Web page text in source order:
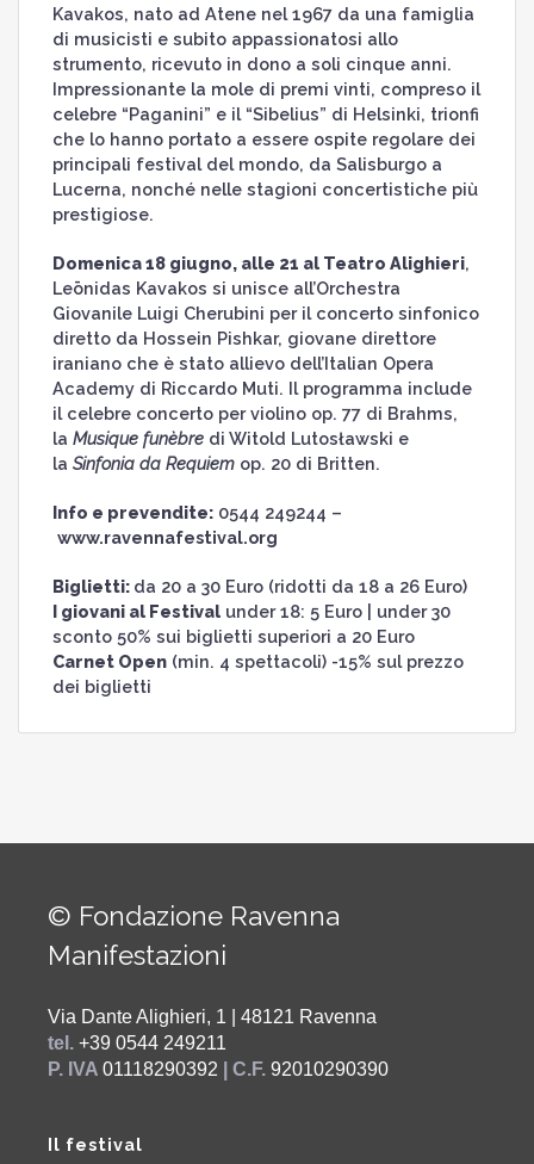
Kavakos, nato ad Atene nel 1967 da una famiglia
di musicisti e subito appassionatosi allo
strumento, ricevuto in dono a soli cinque anni.
Impressionante la mole di premi vinti, compreso il
celebre “Paganini” e il “Sibelius” di Helsinki, trionfi
che lo hanno portato a essere ospite regolare dei
principali festival del mondo, da Salisburgo a
Lucerna, nonché nelle stagioni concertistiche più
prestigiose.
Domenica 18 giugno, alle 21 al Teatro Alighieri,
Leōnidas Kavakos si unisce all’Orchestra
Giovanile Luigi Cherubini per il concerto sinfonico
diretto da Hossein Pishkar, giovane direttore
iraniano che è stato allievo dell’Italian Opera
Academy di Riccardo Muti. Il programma include
il celebre concerto per violino op. 77 di Brahms,
la Musique funèbredi Witold Lutosławski e
la Sinfonia da Requiemop. 20 di Britten.
Info e prevendite:0544 249244 –
www.ravennafestival.org
Biglietti: da 20 a 30 Euro (ridotti da 18 a 26 Euro)
I giovani al Festivalunder 18: 5 Euro | under 30
sconto 50% sui biglietti superiori a 20 Euro
Carnet Open(min. 4 spettacoli) -15% sul prezzo
dei biglietti
© Fondazione Ravenna
Manifestazioni
Via Dante Alighieri, 1 | 48121 Ravenna
tel. +39 0544 249211
P. IVA 01118290392 | C.F. 92010290390
Il festival